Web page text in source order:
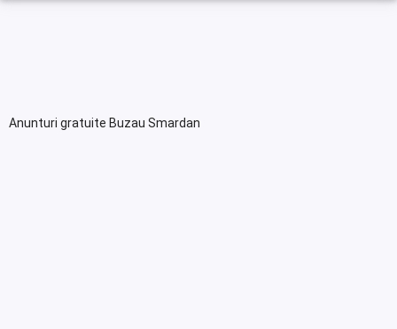
Anunturi gratuite Buzau Smardan